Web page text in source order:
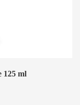
125 ml